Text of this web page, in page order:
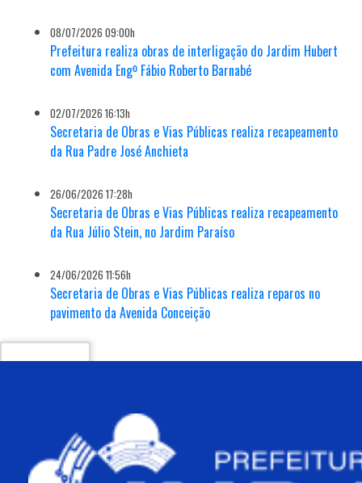
08/07/2026 09:00h
Prefeitura realiza obras de interligação do Jardim Hubert
com Avenida Engº Fábio Roberto Barnabé
02/07/2026 16:13h
Secretaria de Obras e Vias Públicas realiza recapeamento
da Rua Padre José Anchieta
26/06/2026 17:28h
Secretaria de Obras e Vias Públicas realiza recapeamento
da Rua Júlio Stein, no Jardim Paraíso
24/06/2026 11:56h
Secretaria de Obras e Vias Públicas realiza reparos no
pavimento da Avenida Conceição